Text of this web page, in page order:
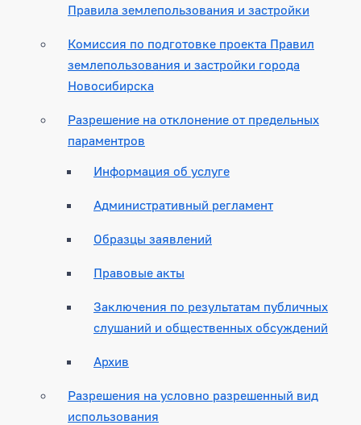
Правила землепользования и застройки
Комиссия по подготовке проекта Правил
землепользования и застройки города
Новосибирска
Разрешение на отклонение от предельных
параментров
Информация об услуге
Административный регламент
Образцы заявлений
Правовые акты
Заключения по результатам публичных
слушаний и общественных обсуждений
Архив
Разрешения на условно разрешенный вид
использования